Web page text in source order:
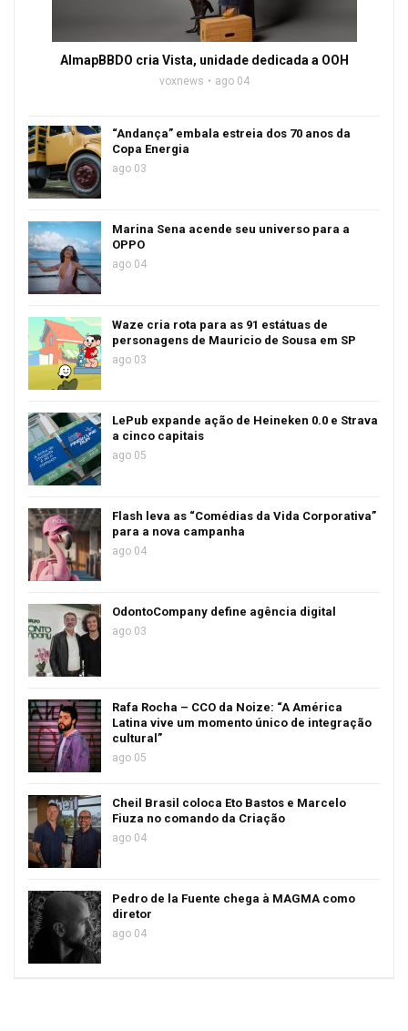
AlmapBBDO cria Vista, unidade dedicada a OOH
voxnews ago 04
“Andança” embala estreia dos 70 anos da
Copa Energia
ago 03
Marina Sena acende seu universo para a
OPPO
ago 04
Waze cria rota para as 91 estátuas de
personagens de Mauricio de Sousa em SP
ago 03
LePub expande ação de Heineken 0.0 e Strava
a cinco capitais
ago 05
Flash leva as “Comédias da Vida Corporativa”
para a nova campanha
ago 04
OdontoCompany define agência digital
ago 03
Rafa Rocha – CCO da Noize: “A América
Latina vive um momento único de integração
cultural”
ago 05
Cheil Brasil coloca Eto Bastos e Marcelo
Fiuza no comando da Criação
ago 04
Pedro de la Fuente chega à MAGMA como
diretor
ago 04